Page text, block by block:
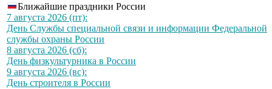
Ближайшие праздники России
7 августа 2026 (пт):
День Службы специальной связи и информации Федеральной
службы охраны России
8 августа 2026 (сб):
День физкультурника в России
9 августа 2026 (вс):
День строителя в России